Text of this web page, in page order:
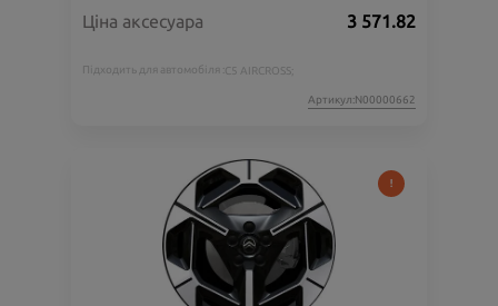
Ціна аксесуара 3 571.82
Підходить для автомобіля : C5 AIRCROSS;
Артикул:N00000662